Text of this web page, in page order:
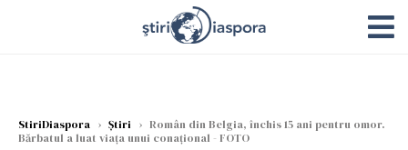
StiriDiaspora › Știri › Român din Belgia, închis 15 ani pentru omor.
Bărbatul a luat viața unui conațional - FOTO